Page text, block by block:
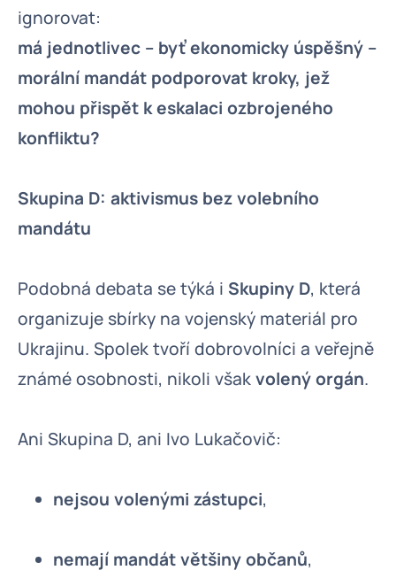
ignorovat:
má jednotlivec – byť ekonomicky úspěšný –
morální mandát podporovat kroky, jež
mohou přispět k eskalaci ozbrojeného
konfliktu?
Skupina D: aktivismus bez volebního
mandátu
Podobná debata se týká i Skupiny D, která
organizuje sbírky na vojenský materiál pro
Ukrajinu. Spolek tvoří dobrovolníci a veřejně
známé osobnosti, nikoli všakvolený orgán.
Ani Skupina D, ani Ivo Lukačovič:
nejsou volenými zástupci,
nemají mandát většiny občanů,